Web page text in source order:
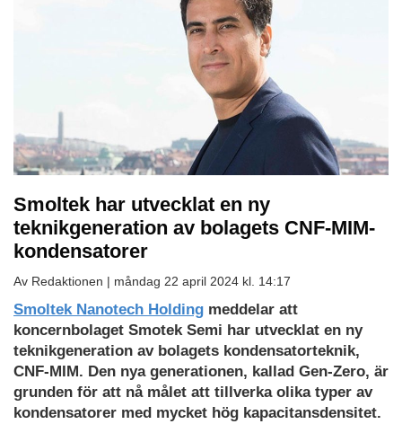
Smoltek har utvecklat en ny
teknikgeneration av bolagets CNF-MIM-
kondensatorer
Av Redaktionen | måndag 22 april 2024 kl. 14:17
Smoltek Nanotech Holding meddelar att
koncernbolaget Smotek Semi har utvecklat en ny
teknikgeneration av bolagets kondensatorteknik,
CNF-MIM. Den nya generationen, kallad Gen-Zero, är
grunden för att nå målet att tillverka olika typer av
kondensatorer med mycket hög kapacitansdensitet.